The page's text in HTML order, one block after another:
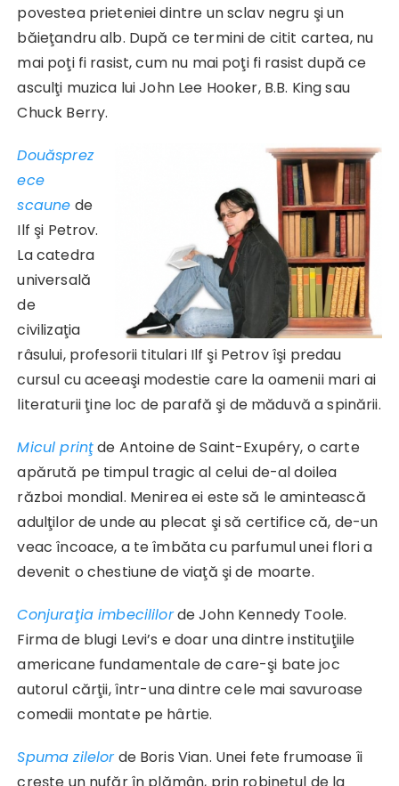
povestea prieteniei dintre un sclav negru şi un
băieţandru alb. După ce termini de citit cartea, nu
mai poţi fi rasist, cum nu mai poţi fi rasist după ce
asculţi muzica lui John Lee Hooker, B.B. King sau
Chuck Berry.
Douăsprez
ece
scaune de
Ilf şi Petrov.
La catedra
universală
de
civilizaţia
râsului, profesorii titulari Ilf şi Petrov îşi predau
cursul cu aceeaşi modestie care la oamenii mari ai
literaturii ţine loc de parafă şi de măduvă a spinării.
Micul prinţde Antoine de Saint-Exupéry, o carte
apărută pe timpul tragic al celui de-al doilea
război mondial. Menirea ei este să le amintească
adulţilor de unde au plecat şi să certifice că, de-un
veac încoace, a te îmbăta cu parfumul unei flori a
devenit o chestiune de viaţă şi de moarte.
Conjuraţia imbecililorde John Kennedy Toole.
Firma de blugi Levi’s e doar una dintre instituţiile
americane fundamentale de care-şi bate joc
autorul cărţii, într-una dintre cele mai savuroase
comedii montate pe hârtie.
Spuma zilelorde Boris Vian. Unei fete frumoase îi
creşte un nufăr în plămân, prin robinetul de la